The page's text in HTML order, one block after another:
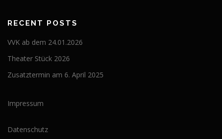
RECENT POSTS
VVK ab dem 24.01.2026
Theater Stück 2026
Zusatztermin am 6. April 2025
Impressum
Datenschutz